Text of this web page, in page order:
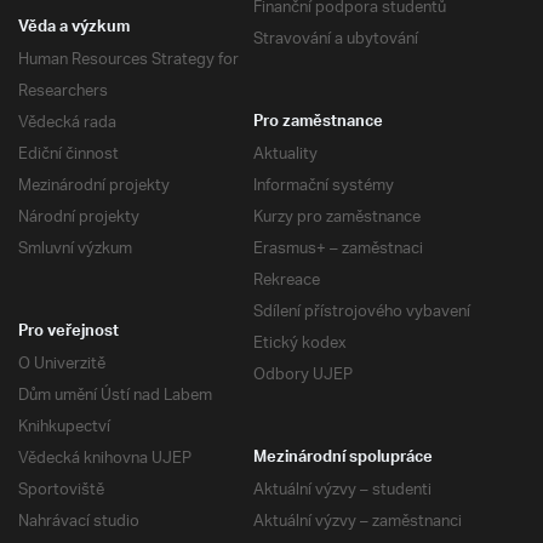
Finanční podpora studentů
Stravování a ubytování
Věda a výzkum
Human Resources Strategy for
Researchers
Vědecká rada
Ediční činnost
Mezinárodní projekty
Národní projekty
Smluvní výzkum
Pro zaměstnance
Aktuality
Informační systémy
Kurzy pro zaměstnance
Erasmus+ – zaměstnaci
Rekreace
Sdílení přístrojového vybavení
Etický kodex
Odbory UJEP
Pro veřejnost
O Univerzitě
Dům umění Ústí nad Labem
Knihkupectví
Vědecká knihovna UJEP
Sportoviště
Nahrávací studio
Mezinárodní spolupráce
Aktuální výzvy – studenti
Aktuální výzvy – zaměstnanci